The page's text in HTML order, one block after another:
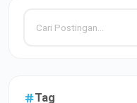
Tag